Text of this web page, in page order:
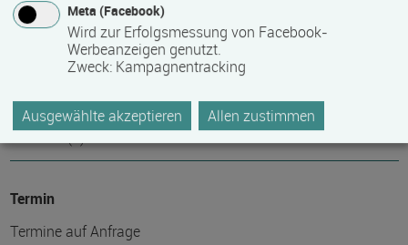
Abschlussart
Staatlich anerkannter Abschluss
Voraussichtliche Dauer
Termin
Termine auf Anfrage
Meta (Facebook)
Wird zur Erfolgsmessung von Facebook-
Werbeanzeigen genutzt.
Zweck: Kampagnentracking
Ausgewählte akzeptieren Allen zustimmen